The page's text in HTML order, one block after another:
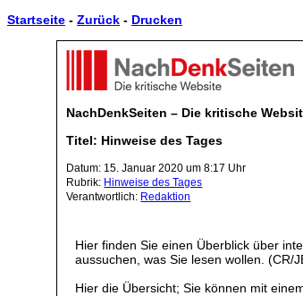
Startseite - Zurück - Drucken
NachDenkSeiten – Die kritische
Titel: Hinweise des Tages
Datum: 15. Januar 2020 um 8:17 Uhr
Rubrik: Hinweise des Tages
Verantwortlich: Redaktion
Hier finden Sie einen Überblick über
aussuchen, was Sie lesen wollen. (CR/
Hier die Übersicht; Sie können mit